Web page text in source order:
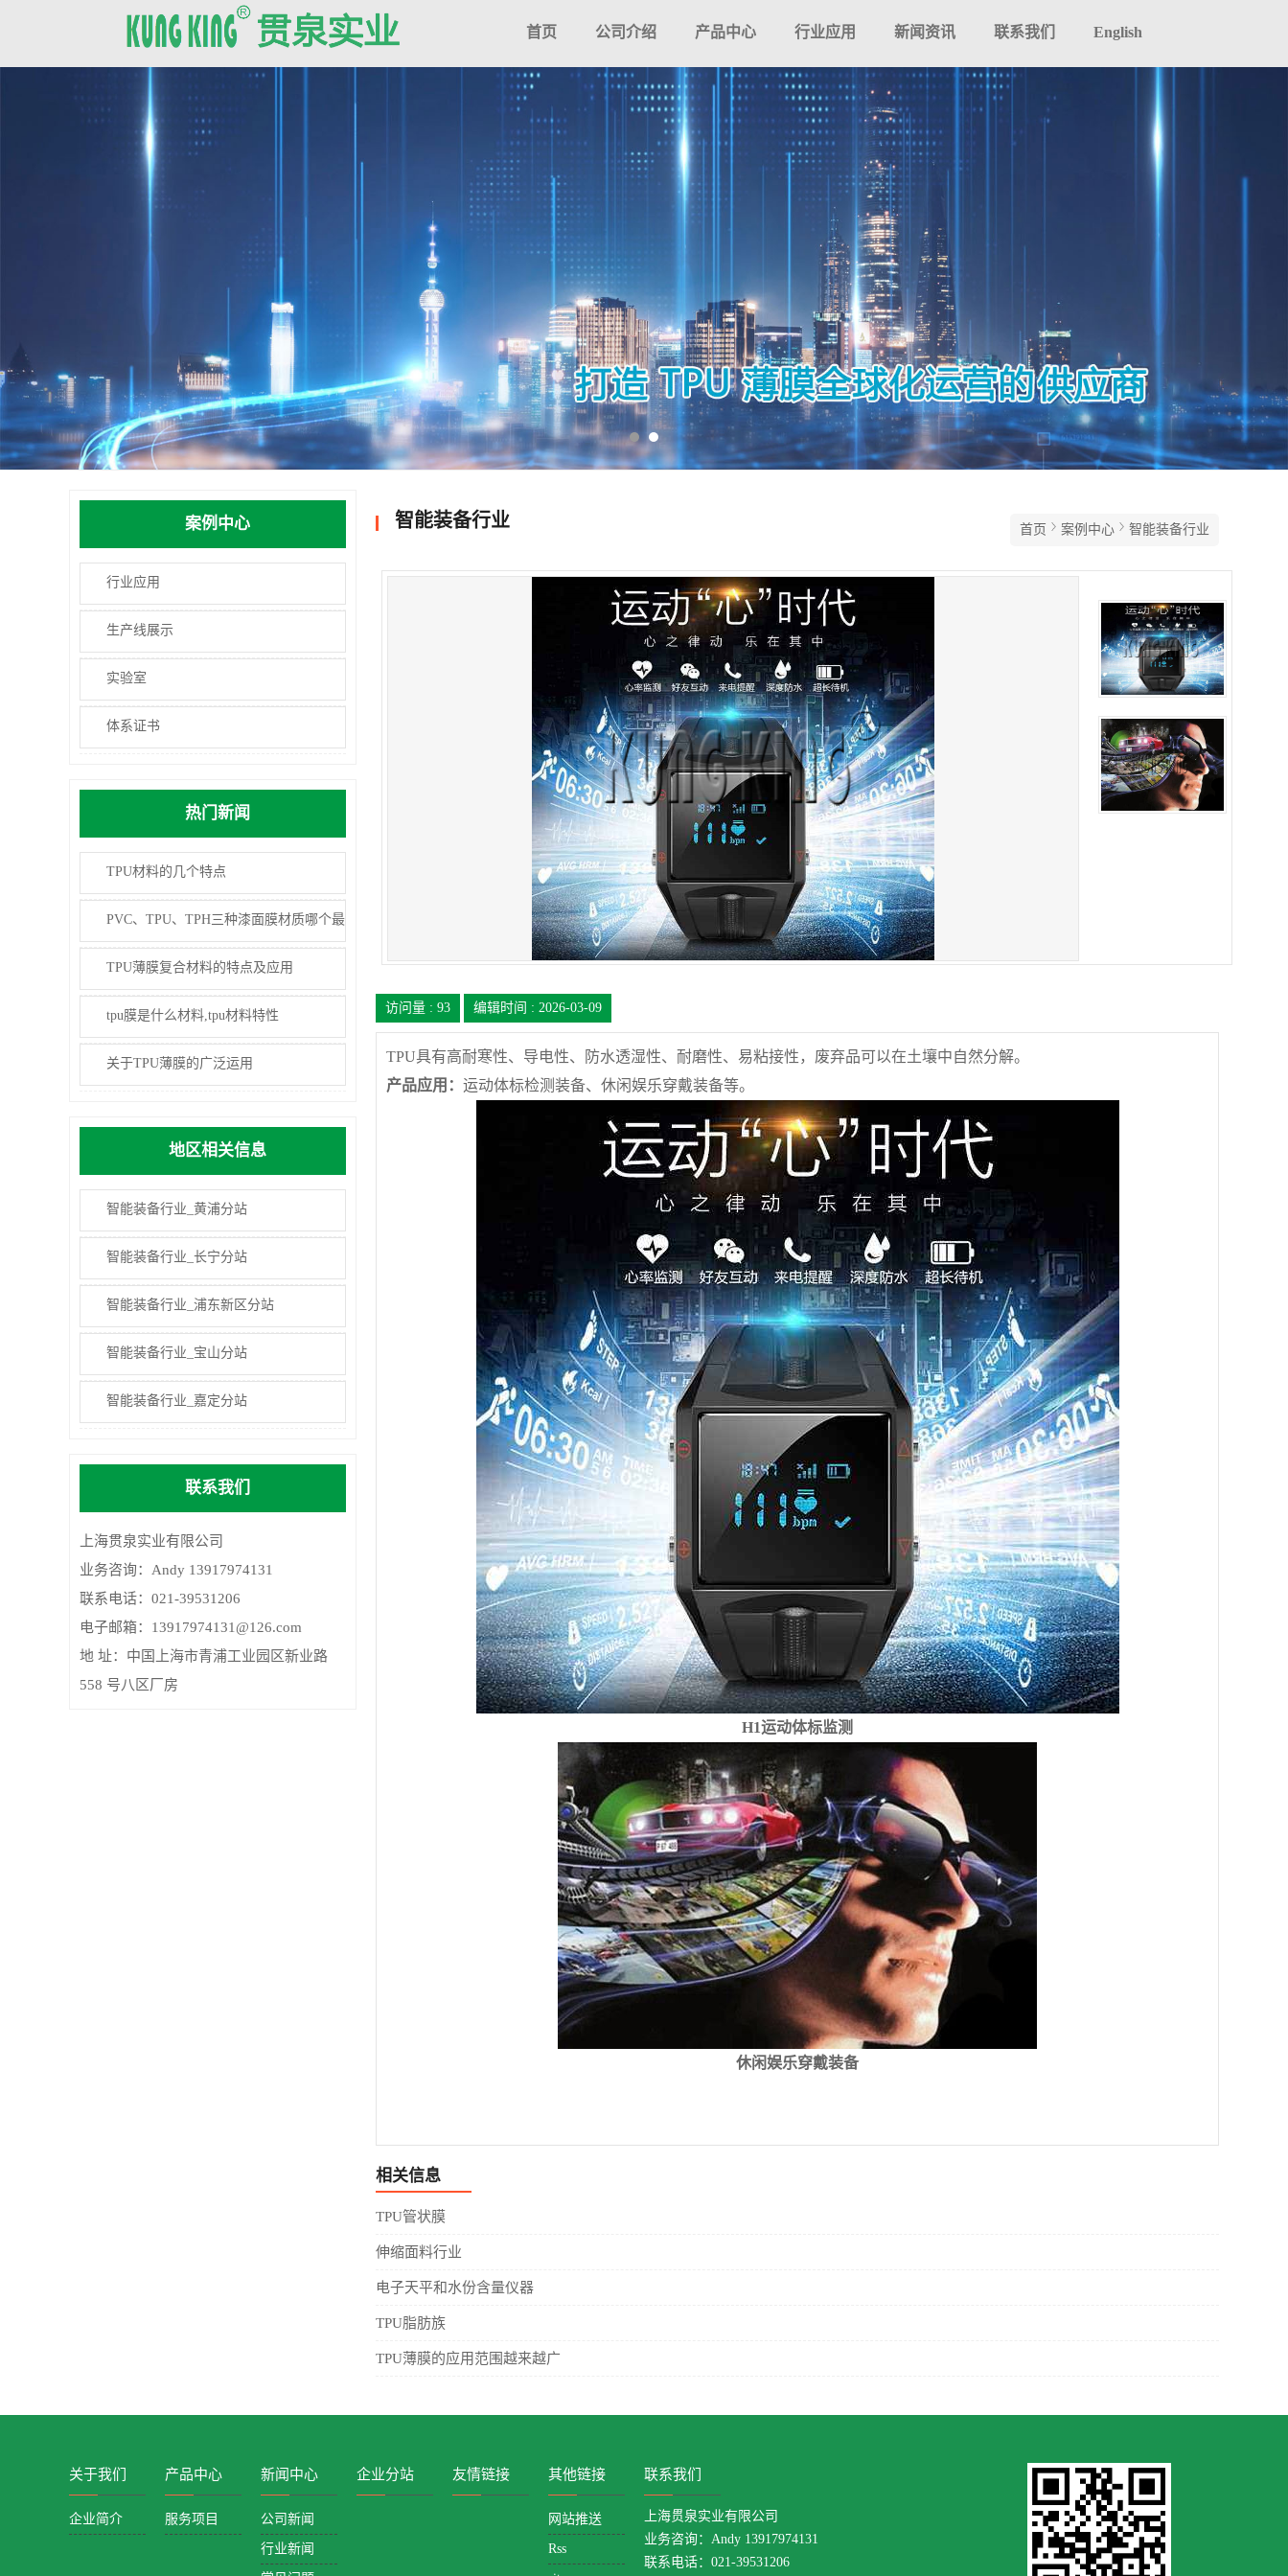
首页 公司介绍 产品中心 行业应用 新闻资讯 联系我们 English
案例中心
行业应用
生产线展示
实验室
体系证书
热门新闻
TPU材料的几个特点
PVC、TPU、TPH三种漆面膜材质哪个最
TPU薄膜复合材料的特点及应用
tpu膜是什么材料,tpu材料特性
关于TPU薄膜的广泛运用
地区相关信息
智能装备行业_黄浦分站
智能装备行业_长宁分站
智能装备行业_浦东新区分站
智能装备行业_宝山分站
智能装备行业_嘉定分站
联系我们
上海贯泉实业有限公司
业务咨询：Andy 13917974131
联系电话：021-39531206
电子邮箱：13917974131@126.com
地 址：中国上海市青浦工业园区新业路
558 号八区厂房
智能装备行业 首页 案例中心 智能装备行业
访问量 : 93 编辑时间 : 2026-03-09
TPU具有高耐寒性、导电性、防水透湿性、耐磨性、易粘接性，废弃品可以在土壤中自然分解。
产品应用： 运动体标检测装备、休闲娱乐穿戴装备等。
H1运动体标监测
休闲娱乐穿戴装备
相关信息
TPU管状膜
伸缩面料行业
电子天平和水份含量仪器
TPU脂肪族
TPU薄膜的应用范围越来越广
关于我们
企业简介
产品中心
服务项目
新闻中心
公司新闻
行业新闻
企业分站 友情链接 其他链接
网站推送
Rss
联系我们
上海贯泉实业有限公司
业务咨询：Andy 13917974131
联系电话：021-39531206